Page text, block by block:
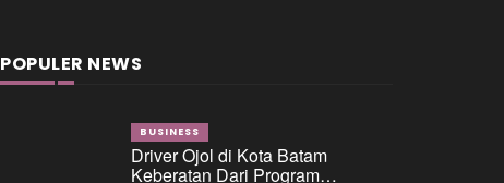
POPULER NEWS
BUSINESS
Driver Ojol di Kota Batam
Keberatan Dari Program